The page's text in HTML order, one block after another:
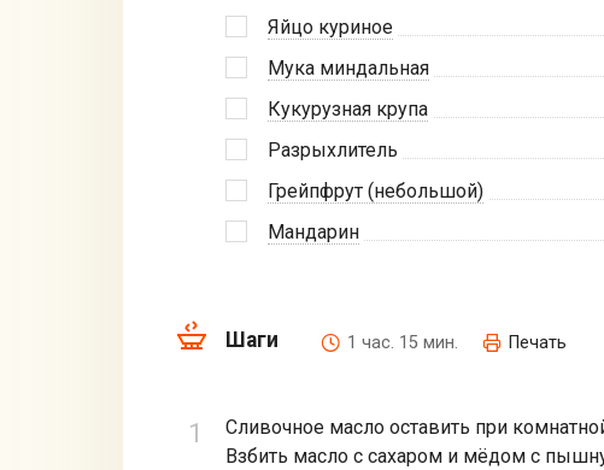
Яйцо куриное
Мука миндальная
Кукурузная крупа
Разрыхлитель
Грейпфрут (небольшой)
Мандарин
Шаги 1 час. 15 мин. Печать
Сливочное масло оставить при
Взбить масло с сахаром и мёдом с